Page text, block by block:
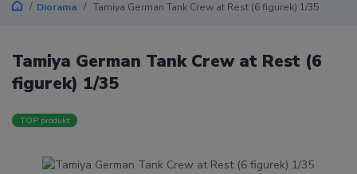
Diorama Tamiya German Tank Crew at Rest (6 figurek) 1/35
Tamiya German Tank Crew at Rest (6
figurek) 1/35
TOP produkt